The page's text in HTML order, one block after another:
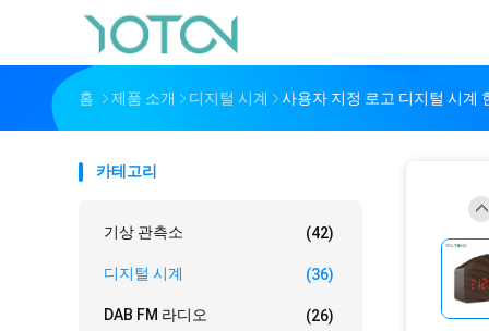
홈 제품 소개 디지털 시계 사용자 지정 로고 디지털 시계
카테고리
기상 관측소 (42)
디지털 시계 (36)
DAB FM 라디오 (26)